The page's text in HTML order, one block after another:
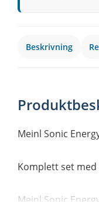
Beskrivning
Meinl Sonic
Komplett set